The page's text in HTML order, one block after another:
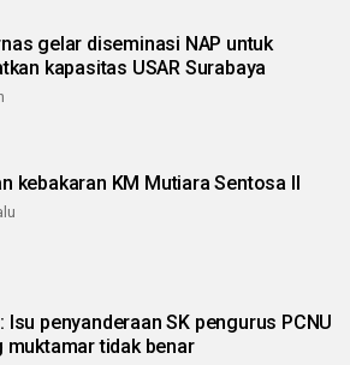
gelar diseminasi NAP untuk
kapasitas USAR Surabaya
kebakaran KM Mutiara Sentosa II
Isu penyanderaan SK pengurus PCNU
muktamar tidak benar